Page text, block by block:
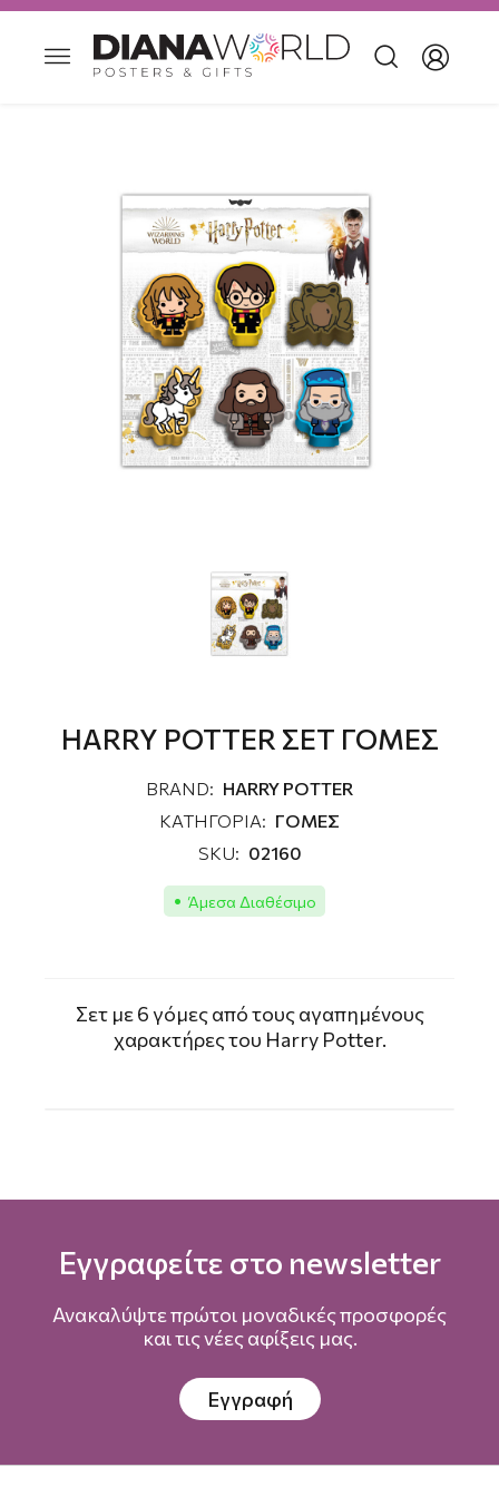
HARRY POTTER ΣΕΤ ΓΟΜΕΣ
BRAND: HARRY POTTER
ΚΑΤΗΓΟΡΙΑ: ΓΟΜΕΣ
SKU: 02160
Άμεσα Διαθέσιμο
Σετ με 6 γόμες από τους αγαπημένους
χαρακτήρες του Harry Potter.
Εγγραφείτε στο newsletter
Ανακαλύψτε πρώτοι μοναδικές προσφορές
και τις νέες αφίξεις μας.
Εγγραφή